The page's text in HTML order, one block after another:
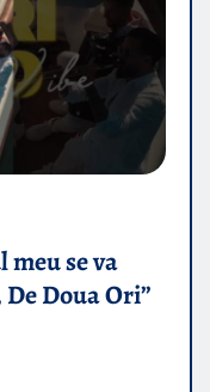
meu se va
Doua Ori”